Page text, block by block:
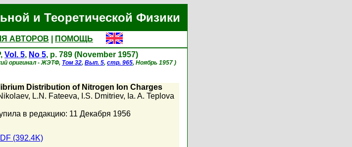
и Теоретической Физики
АВТОРОВ
ПОМОЩЬ
Vol. 5, No 5, p. 789 (November 1957)
оригинал - ЖЭТФ, Том 32, Вып. 5, стр. 965, Ноябрь 1957 )
Distribution of Nitrogen Ion Charges
, L.N. Fateeva, I.S. Dmitriev, Ia. A. Teplova
в редакцию: 11 Декабря 1956
(392.4K)